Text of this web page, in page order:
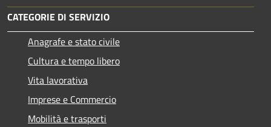
CATEGORIE DI SERVIZIO
Anagrafe e stato civile
Cultura e tempo libero
Vita lavorativa
Imprese e Commercio
Mobilità e trasporti